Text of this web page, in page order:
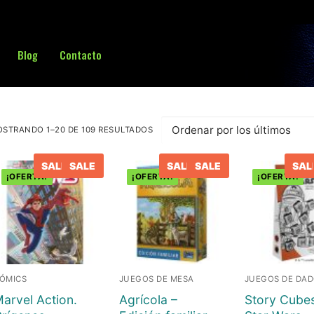
Blog Contacto
1–20 DE 109 RESULTADOS
¡OFERTA!
SALE SALE
Action.
¡OFERTA!
JUEGOS DE MESA
SALE SALE
Agrícola –
¡OFERTA!
JUEGOS DE
SALE
Story